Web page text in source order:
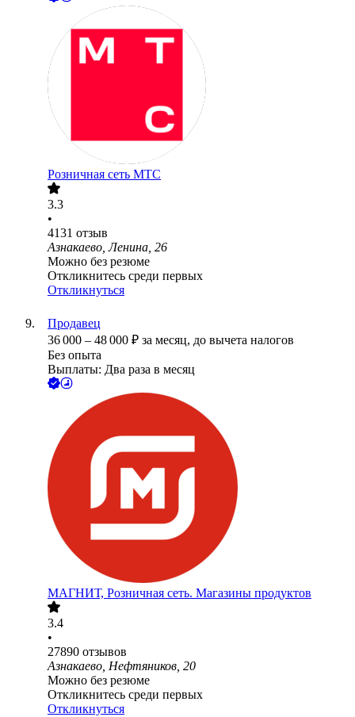
Розничная сеть МТС
3.3
•
4131 отзыв
Азнакаево, Ленина, 26
Можно без резюме
Откликнитесь среди первых
Откликнуться
Продавец
36 000 – 48 000 ₽ за месяц, до вычета налогов
Без опыта
Выплаты: Два раза в месяц
МАГНИТ, Розничная сеть. Магазины продуктов
3.4
•
27890 отзывов
Азнакаево, Нефтяников, 20
Можно без резюме
Откликнитесь среди первых
Откликнуться